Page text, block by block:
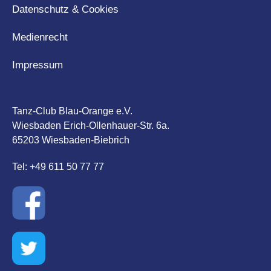
Datenschutz & Cookies
Medienrecht
Impressum
Tanz-Club Blau-Orange e.V.
Wiesbaden Erich-Ollenhauer-Str. 6a.
65203 Wiesbaden-Biebrich
Tel: +49 611 50 77 77